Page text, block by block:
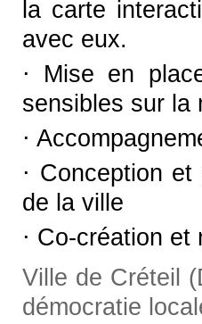
la carte
avec eux.
⋅ Mise en
sensibles sur la
⋅
⋅ Conception
de la ville
⋅ Co-création
Ville de Créteil
démocratie